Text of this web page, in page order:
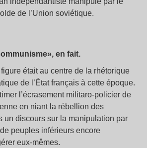
de l’Union soviétique.
en fait.
était au centre de la rhétorique
de l’État français à cette époque.
l’écrasement militaro-policier de
en niant la rébellion des
un discours sur la manipulation par
peuples inférieurs encore
eux-mêmes.